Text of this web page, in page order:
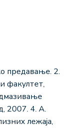
предавањe. 2.
факултет,
2007. 4. A.
лежаја,